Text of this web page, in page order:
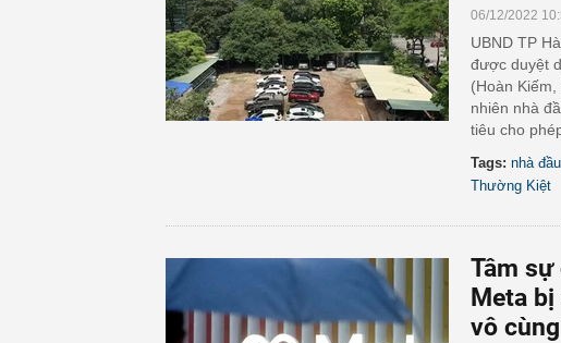
06/12/2022
UBND TP
được duyệt
(Hoàn
nhiên nhà
tiêu cho
Tags: nhà
Thường Kiệt
Tâm
Meta
vô cùng